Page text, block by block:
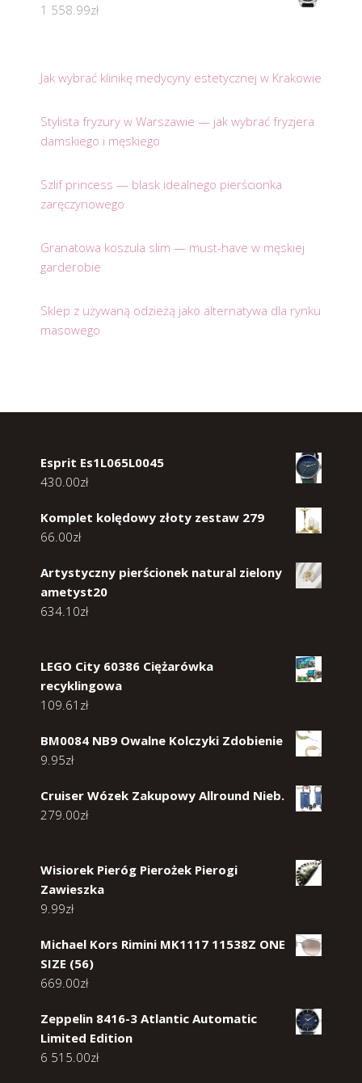
1 558.99zł
Jak wybrać klinikę medycyny estetycznej w Krakowie
Stylista fryzury w Warszawie — jak wybrać fryzjera
damskiego i męskiego
Szlif princess — blask idealnego pierścionka
zaręczynowego
Granatowa koszula slim — must-have w męskiej
garderobie
Sklep z używaną odzieżą jako alternatywa dla rynku
masowego
Esprit Es1L065L0045
430.00zł
Komplet kolędowy złoty zestaw 279
66.00zł
Artystyczny pierścionek natural zielony
ametyst20
634.10zł
LEGO City 60386 Ciężarówka
recyklingowa
109.61 zł
BM0084 NB9 Owalne Kolczyki Zdobienie
9.95zł
Cruiser Wózek Zakupowy Allround Nieb.
279.00zł
Wisiorek Pieróg Pierożek Pierogi
Zawieszka
9.99zł
Michael Kors Rimini MK1117 11538Z ONE
SIZE (56)
669.00zł
Zeppelin 8416-3 Atlantic Automatic
Limited Edition
6 515.00zł